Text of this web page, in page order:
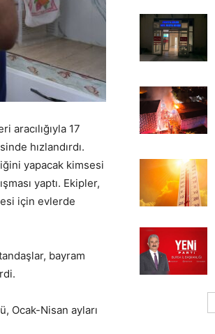
aracılığıyla 17
hızlandırdı.
yapacak kimsesi
yaptı. Ekipler,
için evlerde
bayram
Ocak-Nisan ayları